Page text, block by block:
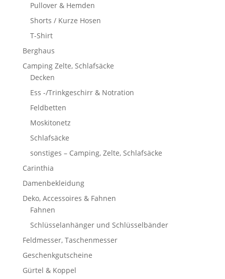
Pullover & Hemden
Shorts / Kurze Hosen
T-Shirt
Berghaus
Camping Zelte, Schlafsäcke
Decken
Ess -/Trinkgeschirr & Notration
Feldbetten
Moskitonetz
Schlafsäcke
sonstiges – Camping, Zelte, Schlafsäcke
Carinthia
Damenbekleidung
Deko, Accessoires & Fahnen
Fahnen
Schlüsselanhänger und Schlüsselbänder
Feldmesser, Taschenmesser
Geschenkgutscheine
Gürtel & Koppel